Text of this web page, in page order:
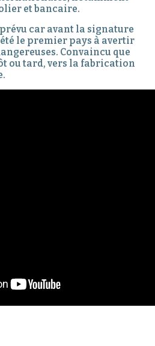
et bancaire.
car avant la signature
le premier pays à avertir
Convaincu que
ou tard, vers la fabrication